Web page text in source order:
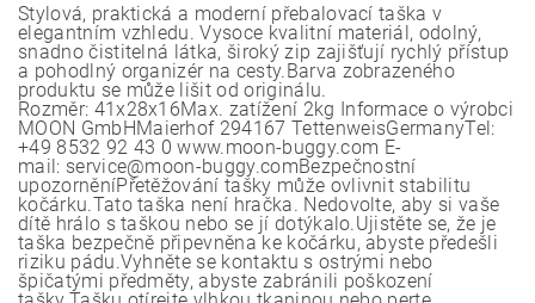
Stylová, praktická a moderní přebalovací taška v
elegantním vzhledu. Vysoce kvalitní materiál, odolný,
snadno čistitelná látka, široký zip zajišťují rychlý přístup
a pohodlný organizér na cesty.Barva zobrazeného
produktu se může lišit od originálu.
Rozměr: 41x28x16Max. zatížení 2kg Informace o výrobci
MOON GmbHMaierhof 294167 TettenweisGermanyTel:
+49 8532 92 43 0 www.moon-buggy.com E-
mail: service@moon-buggy.comBezpečnostní
upozorněníPřetěžování tašky může ovlivnit stabilitu
kočárku.Tato taška není hračka. Nedovolte, aby si vaše
dítě hrálo s taškou nebo se jí dotýkalo.Ujistěte se, že je
taška bezpečně připevněna ke kočárku, abyste předešli
riziku pádu.Vyhněte se kontaktu s ostrými nebo
špičatými předměty, abyste zabránili poškození